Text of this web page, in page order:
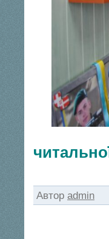
Автор admin